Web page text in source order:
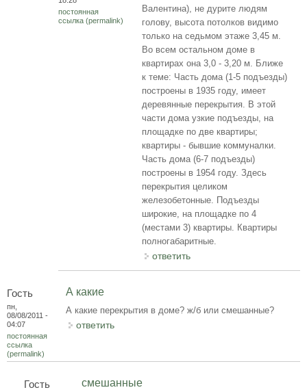
постоянная
ссылка (permalink)
Валентина), не дурите людям
голову, высота потолков видимо
только на седьмом этаже 3,45 м.
Во всем остальном доме в
квартирах она 3,0 - 3,20 м. Ближе
к теме: Часть дома (1-5 подъезды)
построены в 1935 году, имеет
деревянные перекрытия. В этой
части дома узкие подъезды, на
площадке по две квартиры;
квартиры - бывшие коммуналки.
Часть дома (6-7 подъезды)
построены в 1954 году. Здесь
перекрытия целиком
железобетонные. Подъезды
широкие, на площадке по 4
(местами 3) квартиры. Квартиры
полногабаритные.
ответить
Гость
пн,
08/08/2011 -
04:07
постоянная
ссылка
(permalink)
А какие
А какие перекрытия в доме? ж/б или смешанные?
ответить
Гость смешанные